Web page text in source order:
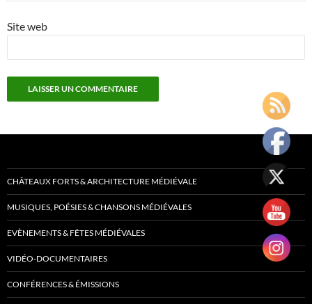
Site web
CHÂTEAUX FORTS & ARCHITECTURE MÉDIÉVALE
MUSIQUES, POÉSIES & CHANSONS MÉDIÉVALES
EVÈNEMENTS & FÊTES MÉDIÉVALES
VIDÉO-DOCUMENTAIRES
CONFÉRENCES & ÉMISSIONS